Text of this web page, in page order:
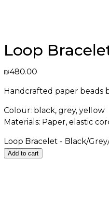
Loop
₪480.00
Handcrafted paper beads
Colour: black, grey, yellow
Materials: Paper, elastic
Loop Bracelet - Black/
Add to cart